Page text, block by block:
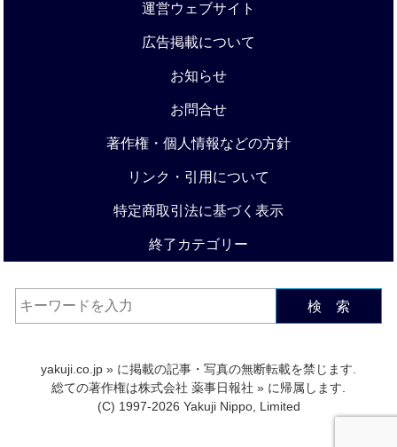
運営ウェブサイト
広告掲載について
お知らせ
お問合せ
著作権・個人情報などの方針
リンク・引用について
特定商取引法に基づく表示
終了カテゴリー
検 索
yakuji.co.jp » に掲載の記事・写真の無断転載を禁じます.
総ての著作権は株式会社 薬事日報社 » に帰属します.
(C) 1997-2026 Yakuji Nippo, Limited